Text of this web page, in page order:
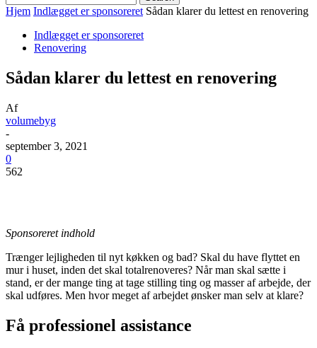
Hjem Indlægget er sponsoreret Sådan klarer du lettest en renovering
Indlægget er sponsoreret
Renovering
Sådan klarer du lettest en renovering
Af
volumebyg
-
september 3, 2021
0
562
Sponsoreret indhold
Trænger lejligheden til nyt køkken og bad? Skal du have flyttet en
mur i huset, inden det skal totalrenoveres? Når man skal sætte i
stand, er der mange ting at tage stilling ting og masser af arbejde, der
skal udføres. Men hvor meget af arbejdet ønsker man selv at klare?
Få professionel assistance